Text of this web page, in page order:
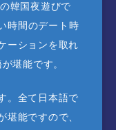
韓国夜遊びで
時間のデート時
ーションを取れ
堪能です。
。全て日本語で
堪能ですので、